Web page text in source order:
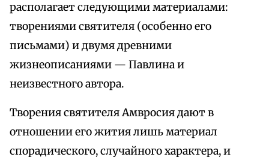
располагает следующими материалами:
творениями святителя (особенно его
письмами) и двумя древними
жизнеописаниями — Павлина и
неизвестного автора.
Творения святителя Амвросия дают в
отношении его жития лишь материал
спорадического, случайного характера, и